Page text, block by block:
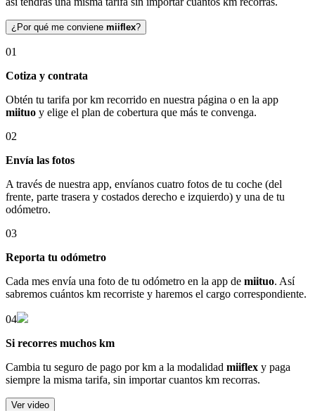
¿Por qué me conviene miiflex?
01
Cotiza y contrata
Obtén tu tarifa por km recorrido en nuestra página o en la app
miituo y elige el plan de cobertura que más te convenga.
02
Envía las fotos
A través de nuestra app, envíanos cuatro fotos de tu coche (del
frente, parte trasera y costados derecho e izquierdo) y una de tu
odómetro.
03
Reporta tu odómetro
Cada mes envía una foto de tu odómetro en la app de miituo. Así
sabremos cuántos km recorriste y haremos el cargo correspondiente.
04
Si recorres muchos km
Cambia tu seguro de pago por km a la modalidad miiflex y paga
siempre la misma tarifa, sin importar cuantos km recorras.
Ver video